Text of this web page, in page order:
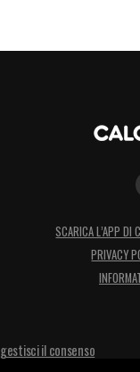
SCARICA L’APP DI
PRIVACY
gestisci il consenso